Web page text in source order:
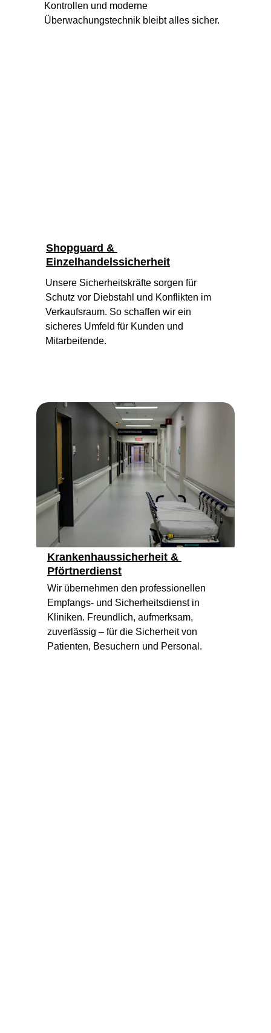
Kontrollen und moderne
Überwachungstechnik bleibt alles sicher.
Shopguard &
Einzelhandelssicherheit
Unsere Sicherheitskräfte sorgen für
Schutz vor Diebstahl und Konflikten im
Verkaufsraum. So schaffen wir ein
sicheres Umfeld für Kunden und
Mitarbeitende.
Wir übernehmen den professionellen
Empfangs- und Sicherheitsdienst in
Kliniken. Freundlich, aufmerksam,
zuverlässig – für die Sicherheit von
Patienten, Besuchern und Personal.
Krankenhaussicherheit &
Pförtnerdienst